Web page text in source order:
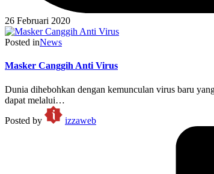
26 Februari 2020
Posted inNews
Masker Canggih Anti Virus
Dunia dihebohkan dengan kemunculan virus baru
dapat melalui…
Posted by
izzaweb